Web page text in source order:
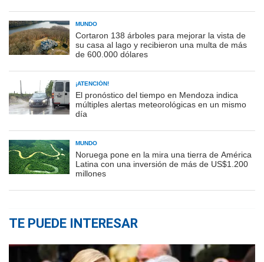
MUNDO
Cortaron 138 árboles para mejorar la vista de
su casa al lago y recibieron una multa de más
de 600.000 dólares
¡ATENCIÓN!
El pronóstico del tiempo en Mendoza indica
múltiples alertas meteorológicas en un mismo
día
MUNDO
Noruega pone en la mira una tierra de América
Latina con una inversión de más de US$1.200
millones
TE PUEDE INTERESAR